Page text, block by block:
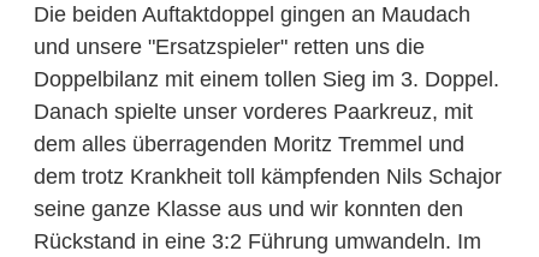
Die beiden Auftaktdoppel gingen an Maudach
und unsere "Ersatzspieler" retten uns die
Doppelbilanz mit einem tollen Sieg im 3. Doppel.
Danach spielte unser vorderes Paarkreuz, mit
dem alles überragenden Moritz Tremmel und
dem trotz Krankheit toll kämpfenden Nils Schajor
seine ganze Klasse aus und wir konnten den
Rückstand in eine 3:2 Führung umwandeln. Im